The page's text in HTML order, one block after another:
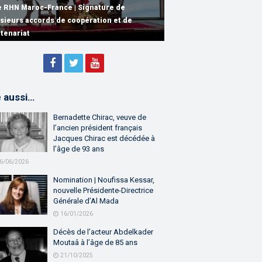
RHN Maroc-France | Signature de
accords de coopération et de
RHN Maroc-France | Discours de
Lecornu premier ministre français
Réunion de Haut Niveau Maroc-France |
de M. Aziz Akhannouch
aussi…
Bernadette Chirac, veuve de
l’ancien président français
Jacques Chirac est décédée à
l’âge de 93 ans
06/2026
Nomination | Noufissa Kessar,
nouvelle Présidente-Directrice
Générale d’Al Mada
16/01/2026
Décès de l’acteur Abdelkader
Moutaâ à l’âge de 85 ans
21/10/2025